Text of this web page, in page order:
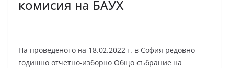
комисия на БАУХ
На проведеното на 18.02.2022 г. в София редовно
годишно отчетно-изборно Общо събрание на